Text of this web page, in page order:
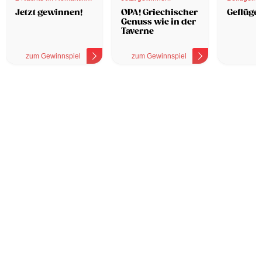
Hotel
Jetzt gewinnen!
zum Gewinnspiel
OPA! Griechischer
Genuss wie in der
Taverne
zum Gewinnspiel